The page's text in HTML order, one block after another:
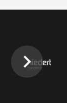
chevron_right